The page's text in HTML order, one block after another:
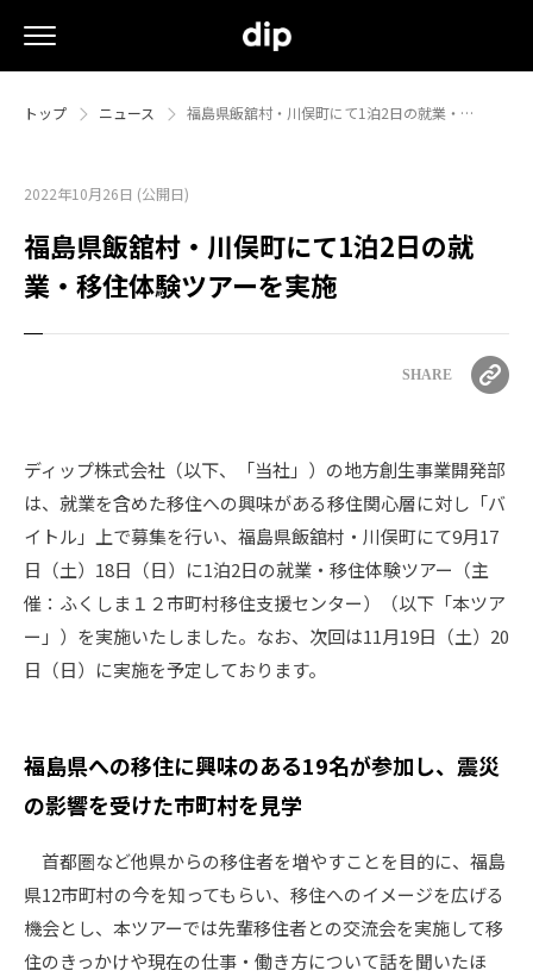
トップ ニュース 福島県飯舘村・川俣町にて1泊2日の就業・…
2022年10月26日 (公開日)
福島県飯舘村・川俣町にて1泊2日の就
業・移住体験ツアーを実施
SHARE
ディップ株式会社（以下、「当社」）の地方創生事業開発部
は、就業を含めた移住への興味がある移住関心層に対し「バ
イトル」上で募集を行い、福島県飯舘村・川俣町にて9月17
日（土）18日（日）に1泊2日の就業・移住体験ツアー（主
催：ふくしま１２市町村移住支援センター）（以下「本ツア
ー」）を実施いたしました。なお、次回は11月19日（土）20
日（日）に実施を予定しております。
福島県への移住に興味のある19名が参加し、震災
の影響を受けた市町村を見学
首都圏など他県からの移住者を増やすことを目的に、福島
県12市町村の今を知ってもらい、移住へのイメージを広げる
機会とし、本ツアーでは先輩移住者との交流会を実施して移
住のきっかけや現在の仕事・働き方について話を聞いたほ